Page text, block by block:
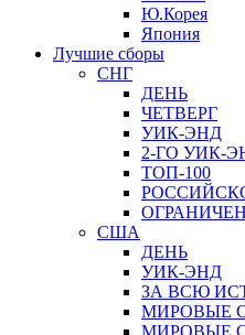
Ю.Корея
Япония
Лучшие сборы
СНГ
ДЕНЬ
ЧЕТВЕРГ
УИК-ЭНД
2-ГО УИК-
ТОП-100
США
ДЕНЬ
УИК-ЭНД
ЗА ВСЮ
МИРОВЫЕ
МИРОВЫЕ